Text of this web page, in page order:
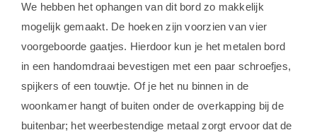
We hebben het ophangen van dit bord zo makkelijk
mogelijk gemaakt. De hoeken zijn voorzien van vier
voorgeboorde gaatjes. Hierdoor kun je het metalen bord
in een handomdraai bevestigen met een paar schroefjes,
spijkers of een touwtje. Of je het nu binnen in de
woonkamer hangt of buiten onder de overkapping bij de
buitenbar; het weerbestendige metaal zorgt ervoor dat de